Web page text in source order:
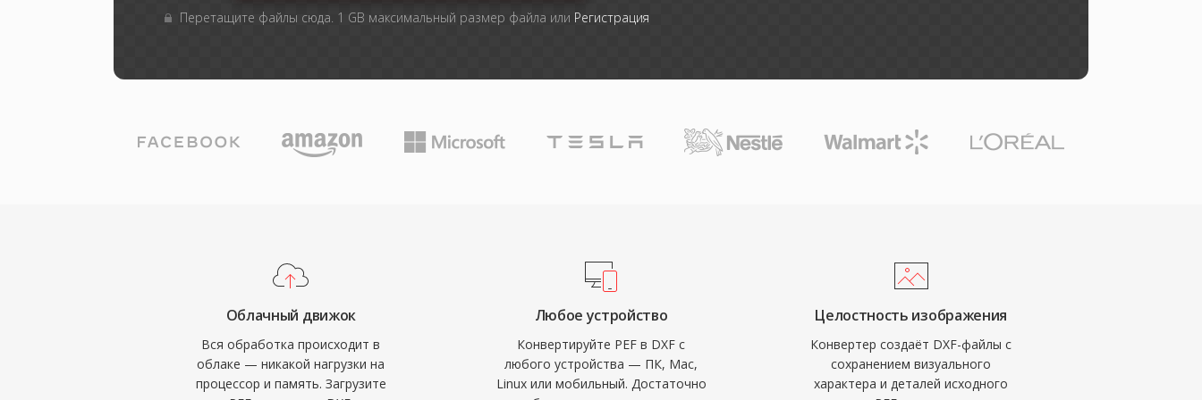
Перетащите файлы сюда. 1 GB максимальный размер файла или Регистрация
Облачный движок
Вся обработка происходит в
облаке — никакой нагрузки на
процессор и память. Загрузите
Любое устройство
Конвертируйте PEF в DXF с
любого устройства — ПК, Mac,
Linux или мобильный. Достаточно
Целостность изображения
Конвертер создаёт DXF-файлы с
сохранением визуального
характера и деталей исходного